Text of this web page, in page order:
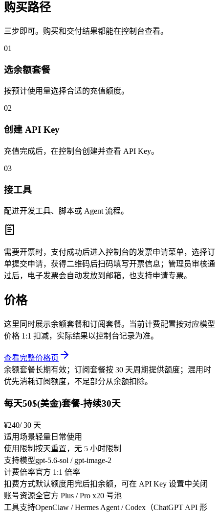
购买路径
三步即可。购买和交付结果都能在控制台查看。
01
选余额套餐
按预计使用量选择合适的充值额度。
02
创建 API Key
充值完成后，在控制台创建并查看 API Key。
03
接工具
配进开发工具、脚本或 Agent 流程。
需要开票时，支付成功后进入控制台的发票申请菜单，选择订
单提交申请，获得二维码后扫码填写开票信息；管理员审核通
过后，电子发票会自动发放到邮箱，也支持申请专票。
价格
这里同时展示余额套餐和订阅套餐。当前计费配置按对应模型
价格 1:1 扣减，实际结果以控制台记录为准。
查看完整价格页
余额套餐长期有效；订阅套餐按 30 天周期提供额度；混用时
优先消耗订阅额度，不足部分从余额扣除。
每天50$(美金)套餐-持续30天
¥240/ 30 天
适用场景轻量日常使用
使用限制 按天重置，无 5 小时限制
支持模型gpt-5.6-sol / gpt-image-2
计费倍率官方 1:1 倍率
扣费方式默认额度用完后扣余额，可在 API Key 设置中关闭
账号资源全官方 Plus / Pro x20 号池
工具支持OpenClaw / Hermes Agent / Codex（ChatGPT API 形